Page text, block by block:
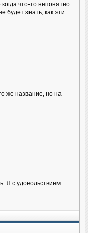
что-то непонятно
будет знать, как эти
же название, но на
Я с удовольствием